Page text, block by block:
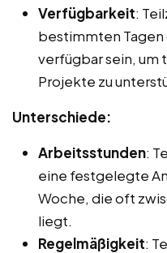
Verfügbarkeit:
bestimmten
verfügbar sein,
Projekte zu
Unterschiede:
Arbeitsstunden:
eine festgelegte
Woche, die oft
liegt.
Regelmäßigkeit: